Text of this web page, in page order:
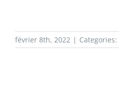
février 8th, 2022 | Categories: